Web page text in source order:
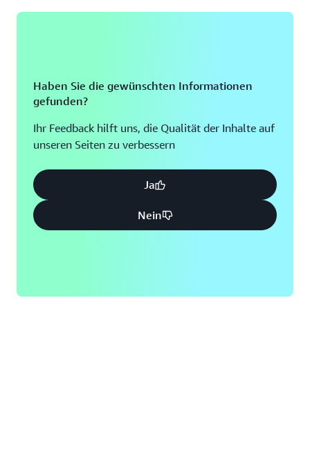
Haben Sie die gewünschten Informationen
gefunden?
Ihr Feedback hilft uns, die Qualität der Inhalte auf
unseren Seiten zu verbessern
Ja
Nein